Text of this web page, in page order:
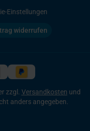
Einstellungen
widerrufen
zzgl. Versandkosten und
anders angegeben.